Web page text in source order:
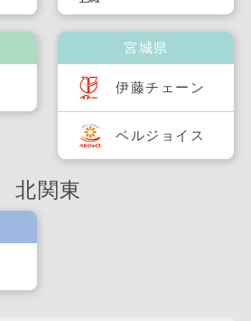
宮城県
伊藤チェーン
ベルジョイス
北関東